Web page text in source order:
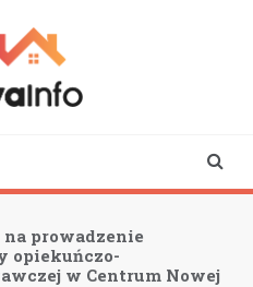
prowadzenie
opiekuńczo-
w Centrum Nowej